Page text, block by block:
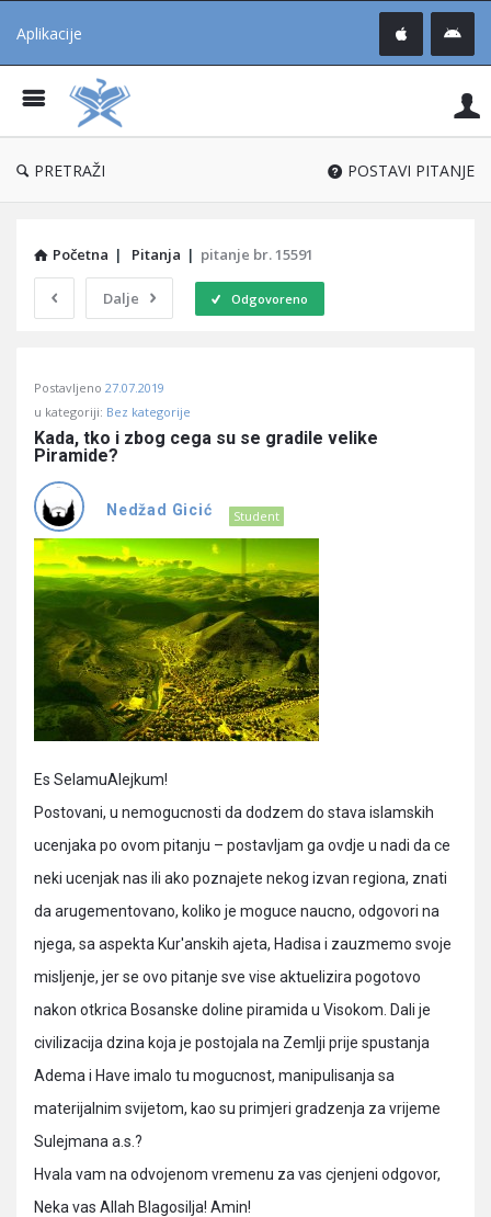
Aplikacije
®
PRETRAŽI POSTAVI PITANJE
Početna | Pitanja | pitanje br. 15591
Dalje Odgovoreno
Učene
Latest
Pitanja
Postavljeno 27.07.2019
u kategoriji: Bez kategorije
Kada, tko i zbog cega su se gradile velike
Piramide?
Nedžad Gicić Student
Es SelamuAlejkum!
Postovani, u nemogucnosti da dodzem do stava islamskih
ucenjaka po ovom pitanju – postavljam ga ovdje u nadi da ce
neki ucenjak nas ili ako poznajete nekog izvan regiona, znati
da arugementovano, koliko je moguce naucno, odgovori na
njega, sa aspekta Kur'anskih ajeta, Hadisa i zauzmemo svoje
misljenje, jer se ovo pitanje sve vise aktuelizira pogotovo
nakon otkrica Bosanske doline piramida u Visokom. Dali je
civilizacija dzina koja je postojala na Zemlji prije spustanja
Adema i Have imalo tu mogucnost, manipulisanja sa
materijalnim svijetom, kao su primjeri gradzenja za vrijeme
Sulejmana a.s.?
Hvala vam na odvojenom vremenu za vas cjenjeni odgovor,
Neka vas Allah Blagosilja! Amin!